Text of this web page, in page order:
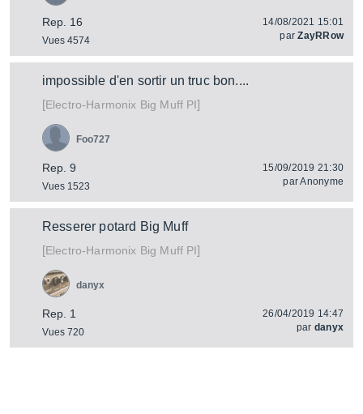
Rep. 16
Vues 4574
14/08/2021 15:01
parZayRRow
impossible d'en sortir un truc bon....
[Electro-Harmonix Big Muff PI]
Rep. 9
Vues 1523
Foo727
15/09/2019 21:30
parAnonyme
Resserer potard Big Muff
[Electro-Harmonix Big Muff PI]
Rep. 1
Vues 720
danyx
26/04/2019 14:47
par danyx